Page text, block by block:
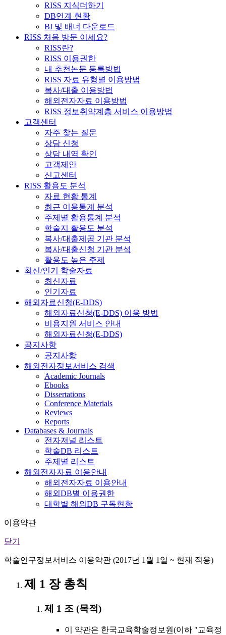
RISS 지식더하기
DB연계 현황
BI 및 배너 다운로드
RISS 처음 방문 이세요?
RISS란?
RISS 이용권한
내 추천논문 등록방법
RISS 자료 유형별 이용방법
복사/대출 이용방법
해외전자자료 이용방법
RISS 정보취약계층 서비스 이용방법
고객센터
자주 찾는 질문
상담 신청
상담 내역 확인
고객제안
신고센터
RISS 활용도 분석
자료 현황 통계
최근 이용통계 분석
주제별 활용통계 분석
학술지 활용도 분석
복사/대출제공 기관 분석
복사/대출신청 기관 분석
활용도 높은 주제
최신/인기 학술자료
최신자료
인기자료
해외자료신청(E-DDS)
해외자료신청(E-DDS) 이용 방법
비용지원 서비스 안내
해외자료신청(E-DDS)
공지사항
공지사항
해외전자정보서비스 검색
Academic Journals
Ebooks
Dissertations
Conference Materials
Reviews
Reports
Databases & Journals
전자저널 리스트
학술DB 리스트
주제별 리스트
해외전자자료 이용안내
해외전자자료 이용안내
해외DB별 이용권한
대학별 해외DB 구독현황
이용약관
닫기
학술연구정보서비스 이용약관 (2017년 1월 1일 ~ 현재 적용)
제 1 장 총칙
제 1 조 (목적)
이 약관은 한국교육학술정보원(이하 "교육정